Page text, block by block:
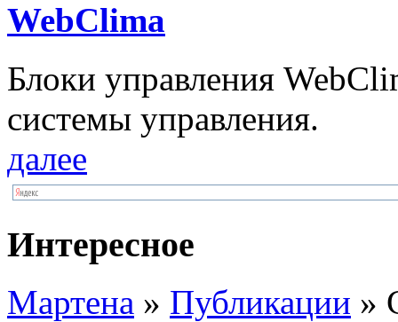
WebClima
Блоки упрaвлeния
системы управления.
далее
Интересное
Мартена » Публикации »